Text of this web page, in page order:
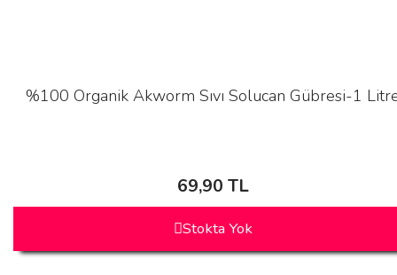
%100 Organik Akworm Sıvı Solucan Gübresi-1
69,90 TL
Stokta Yok